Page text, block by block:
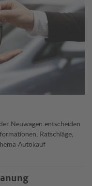
Neuwagen entscheiden
Ratschläge,
Autokauf